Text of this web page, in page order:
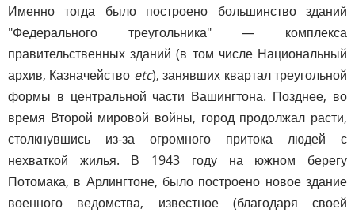
Именно тогда было построено большинство зданий
"Федерального треугольника" — комплекса
правительственных зданий (в том числе Национальный
архив, Казначейство etc), занявших квартал треугольной
формы в центральной части Вашингтона. Позднее, во
время Второй мировой войны, город продолжал расти,
столкнувшись из-за огромного притока людей с
нехваткой жилья. В 1943 году на южном берегу
Потомака, в Арлингтоне, было построено новое здание
военного ведомства, известное (благодаря своей